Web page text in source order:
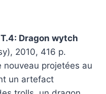
Dragon wytch
2010, 416 p.
nouveau projetées au
un artefact